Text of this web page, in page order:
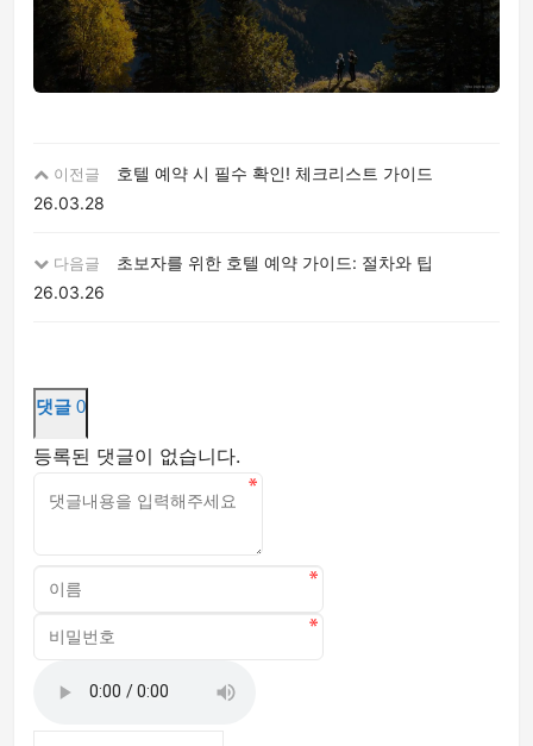
이전글
호텔 예약 시 필수 확인! 체크리스트 가이드
26.03.28
다음글
초보자를 위한 호텔 예약 가이드: 절차와 팁
26.03.26
댓글 0
등록된 댓글이 없습니다.